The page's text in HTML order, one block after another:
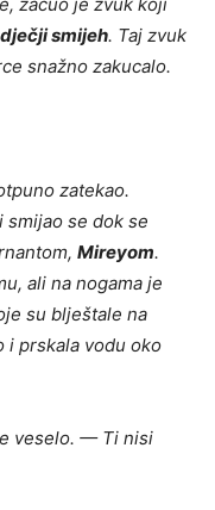
dječji smijeh. Taj zvuk
snažno zakucalo.
zatekao.
smijao se dok se
Mireyom.
ali na nogama je
su blještale na
i prskala vodu oko
veselo. — Ti nisi